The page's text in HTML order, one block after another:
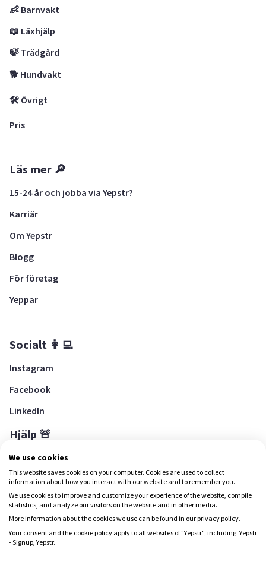
👶 Barnvakt
📖 Läxhjälp
🍃 Trädgård
🐕 Hundvakt
🛠 Övrigt
Pris
Läs mer 🔎
15-24 år och jobba via Yepstr?
Karriär
Om Yepstr
Blogg
För företag
Yeppar
Socialt 👩‍💻
Instagram
Facebook
LinkedIn
Hjälp 🚨
Hjälpcenter
Ladda ned Yepstr
Ladda ned Yepstr
We use cookies
This website saves cookies on your computer. Cookies are used to collect
information about how you interact with our website and to remember you.
We use cookies to improve and customize your experience of the website, compile
statistics, and analyze our visitors on the website and in other media.
More information about the cookies we use can be found in our privacy policy.
Your consent and the cookie policy apply to all websites of "Yepstr", including: Yepstr
- Signup, Yepstr.